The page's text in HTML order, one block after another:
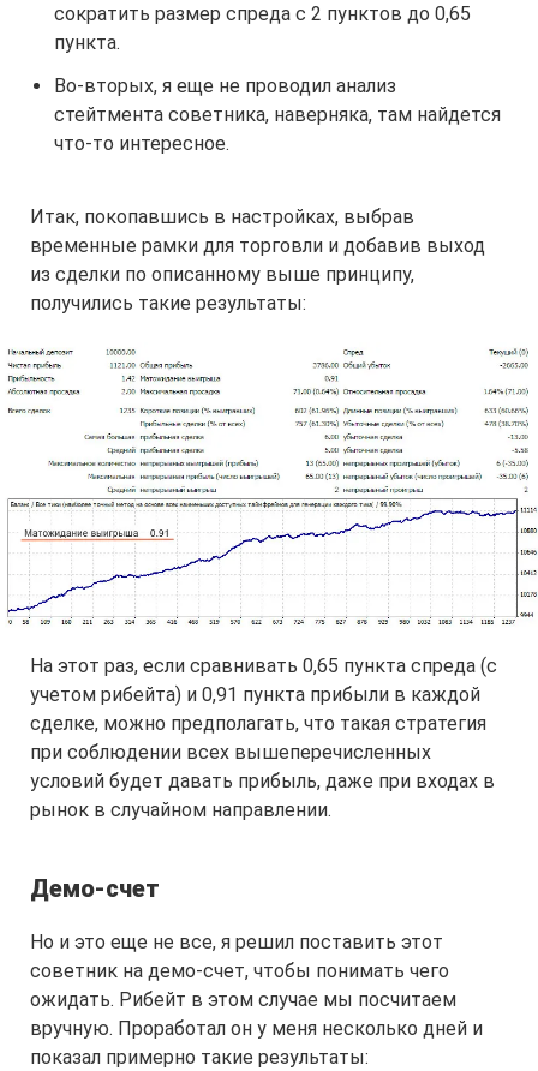
сократить размер спреда с 2 пунктов до 0,65
пункта.
Во-вторых, я еще не проводил анализ
стейтмента советника, наверняка, там найдется
что-то интересное.
Итак, покопавшись в настройках, выбрав
временные рамки для торговли и добавив выход
из сделки по описанному выше принципу,
получились такие результаты:
На этот раз, если сравнивать 0,65 пункта спреда (с
учетом рибейта) и 0,91 пункта прибыли в каждой
сделке, можно предполагать, что такая стратегия
при соблюдении всех вышеперечисленных
условий будет давать прибыль, даже при входах в
рынок в случайном направлении.
Демо-счет
Но и это еще не все, я решил поставить этот
советник на демо-счет, чтобы понимать чего
ожидать. Рибейт в этом случае мы посчитаем
вручную. Проработал он у меня несколько дней и
показал примерно такие результаты: